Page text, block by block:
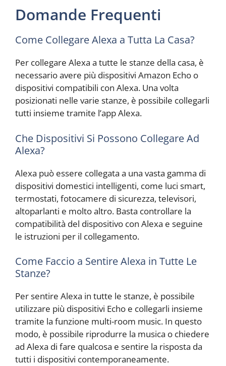
Domande Frequenti
Come Collegare Alexa a Tutta La Casa?
Per collegare Alexa a tutte le stanze della casa, è
necessario avere più dispositivi Amazon Echo o
dispositivi compatibili con Alexa. Una volta
posizionati nelle varie stanze, è possibile collegarli
tutti insieme tramite l’app Alexa.
Che Dispositivi Si Possono Collegare Ad
Alexa?
Alexa può essere collegata a una vasta gamma di
dispositivi domestici intelligenti, come luci smart,
termostati, fotocamere di sicurezza, televisori,
altoparlanti e molto altro. Basta controllare la
compatibilità del dispositivo con Alexa e seguine
le istruzioni per il collegamento.
Come Faccio a Sentire Alexa in Tutte Le
Stanze?
Per sentire Alexa in tutte le stanze, è possibile
utilizzare più dispositivi Echo e collegarli insieme
tramite la funzione multi-room music. In questo
modo, è possibile riprodurre la musica o chiedere
ad Alexa di fare qualcosa e sentire la risposta da
tutti i dispositivi contemporaneamente.